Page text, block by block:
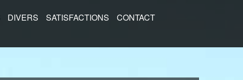
DIVERS SATISFACTIONS CONTACT